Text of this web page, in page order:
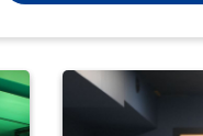
KUUVALGEBAR.EE